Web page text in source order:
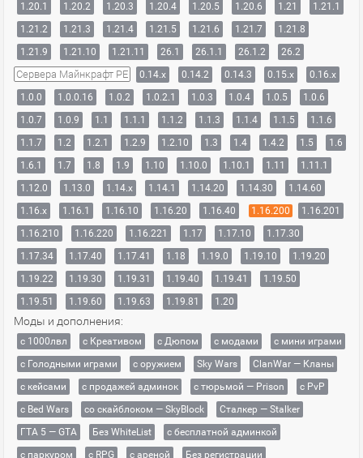
1.20.1
1.20.2 1.20.3 1.20.4 1.20.5 1.20.6 1.21
1.21.1
1.21.2
1.21.3 1.21.4 1.21.5 1.21.6 1.21.7
1.21.8
1.21.9
1.21.10 1.21.11 26.1 26.1.1 26.1.2 26.2
Сервера Майнкрафт PE 0.14.x 0.14.2 0.14.3 0.15.x
0.16.x
1.0.0
1.0.0.16 1.0.2 1.0.2.1 1.0.3 1.0.4 1.0.5
1.0.6
1.0.7
1.0.9 1.1 1.1.1 1.1.2 1.1.3 1.1.4 1.1.5
1.1.6
1.1.7
1.2 1.2.1 1.2.9 1.2.10 1.3 1.4 1.4.2 1.5
1.6
1.6.1
1.7 1.8 1.9 1.10 1.10.0 1.10.1 1.11
1.11.1
1.12.0
1.13.0 1.14.x 1.14.1 1.14.20 1.14.30
1.14.60
1.16.x
1.16.1 1.16.10 1.16.20 1.16.40 1.16.200
1.16.201
1.16.210
1.16.220 1.16.221 1.17 1.17.10
1.17.30
1.17.34
1.17.40 1.17.41 1.18 1.19.0 1.19.10
1.19.20
1.19.22
1.19.30 1.19.31 1.19.40 1.19.41
1.19.50
1.19.51
1.19.60 1.19.63 1.19.81 1.20
Моды и дополнения:
с 1000лвл c Креативом с Дюпом с модами
с мини играми
с Голодными играми
с оружием Sky Wars
ClanWar — Кланы
с кейсами
с продажей админок с тюрьмой — Prison
с PvP
с Bed Wars
со скайблоком — SkyBlock
Сталкер — Stalker
ГТА 5 — GTA
Без WhiteList
с бесплатной админкой
с паркуром
с RPG с ареной
Без регистрации